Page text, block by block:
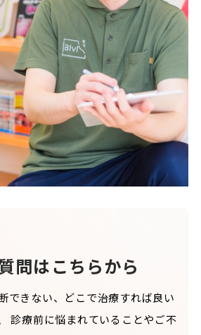
問はこちらから
できない、どこで治療すれば良い
診療前に悩まれていることやご不